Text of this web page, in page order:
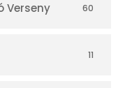
Verseny 60
11